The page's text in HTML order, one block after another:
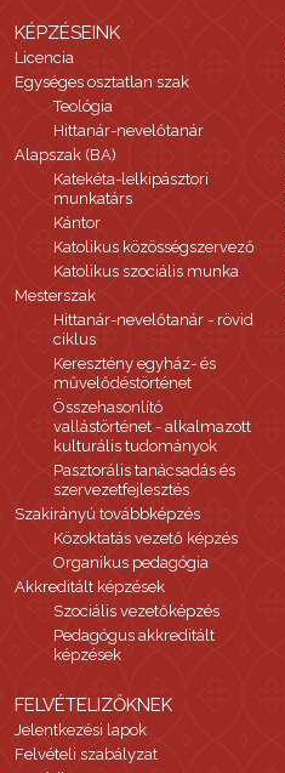
KÉPZÉSEINK
Licencia
Egységes osztatlan szak
Teológia
Hittanár-nevelőtanár
Alapszak (BA)
Katekéta-lelkipásztori
munkatárs
Kántor
Katolikus közösségszervező
Katolikus szociális munka
Mesterszak
Hittanár-nevelőtanár - rövid
ciklus
Keresztény egyház- és
művelődéstörténet
Összehasonlító
vallástörténet - alkalmazott
kulturális tudományok
Pasztorális tanácsadás és
szervezetfejlesztés
Szakirányú továbbképzés
Közoktatás vezető képzés
Organikus pedagógia
Akkreditált képzések
Szociális vezetőképzés
Pedagógus akkreditált
képzések
FELVÉTELIZŐKNEK
Jelentkezési lapok
Felvételi szabályzat